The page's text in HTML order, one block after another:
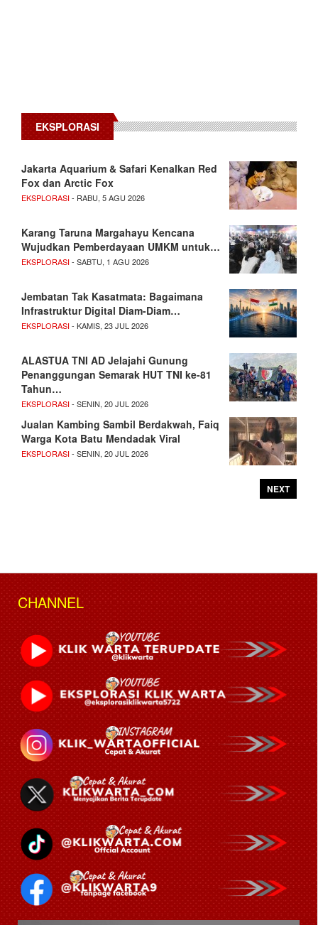
EKSPLORASI
Jakarta Aquarium & Safari Kenalkan Red
Fox dan Arctic Fox
EKSPLORASI- RABU, 5 AGU 2026
Karang Taruna Margahayu Kencana
Wujudkan Pemberdayaan UMKM untuk…
EKSPLORASI- SABTU, 1 AGU 2026
Jembatan Tak Kasatmata: Bagaimana
Infrastruktur Digital Diam-Diam…
EKSPLORASI- KAMIS, 23 JUL 2026
ALASTUA TNI AD Jelajahi Gunung
Penanggungan Semarak HUT TNI ke-81
Tahun…
EKSPLORASI- SENIN, 20 JUL 2026
Jualan Kambing Sambil Berdakwah, Faiq
Warga Kota Batu Mendadak Viral
EKSPLORASI- SENIN, 20 JUL 2026
NEXT
CHANNEL